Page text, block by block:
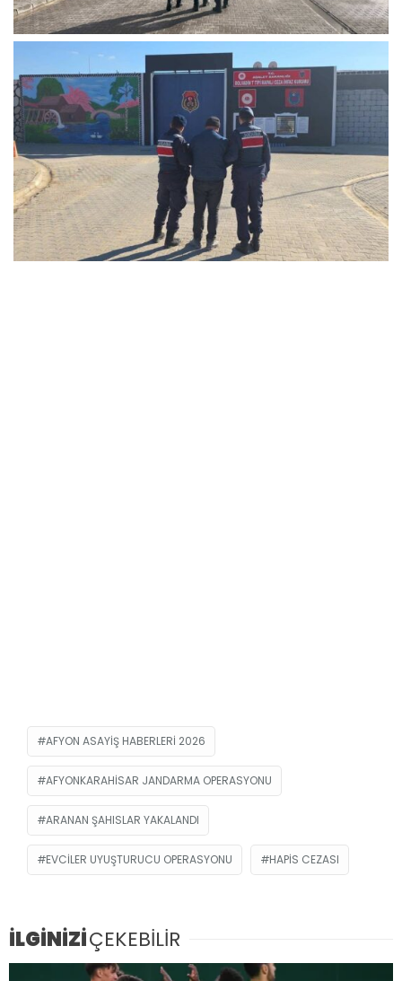
AFYON ASAYIŞ HABERLERI 2026
AFYONKARAHISAR JANDARMA OPERASYONU
ARANAN ŞAHISLAR YAKALANDI
EVCILER UYUŞTURUCU OPERASYONU HAPIS CEZASI
İLGİNİZİÇEKEBİLİR